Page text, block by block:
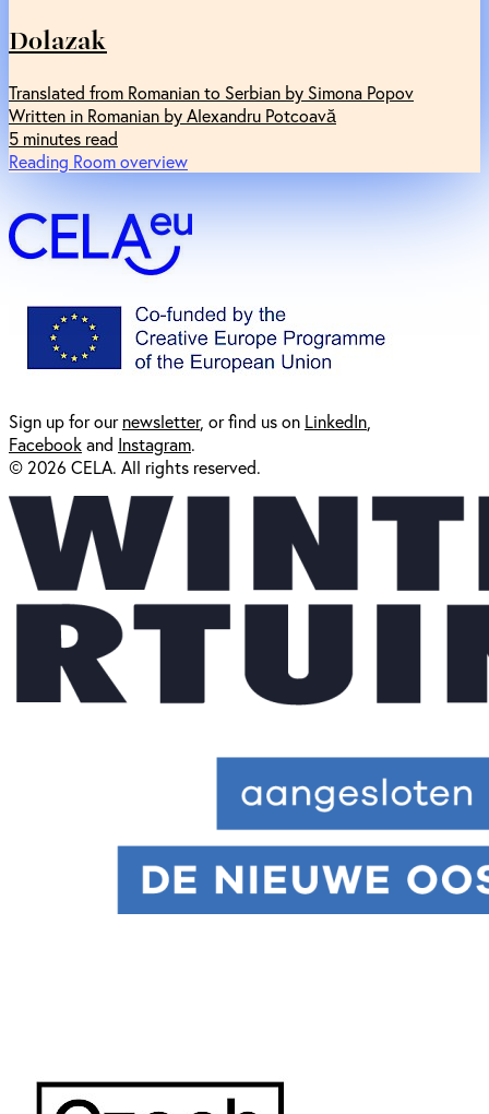
Dolazak
Translated from Romanian to Serbian by Simona Popov
Written in Romanian by Alexandru Potcoavă
5 minutes read
Reading Room overview
Sign up for ournewsletter, or find us on LinkedIn
Facebookand Instagram.
© 2026 CELA. All rights reserved.